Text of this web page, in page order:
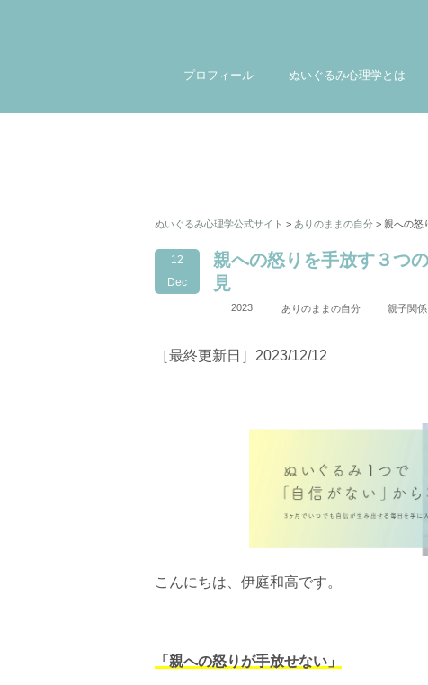
プロフィール ぬいぐるみ心理学とは
ぬいぐるみ心理学公式サイト > ありのままの自分 > 親への怒
12
Dec
親への怒りを手放す３つ
見
2023 ありのままの自分 親子関係
［最終更新日］2023/12/12
こんにちは、伊庭和高です。
「親への怒りが手放せない」